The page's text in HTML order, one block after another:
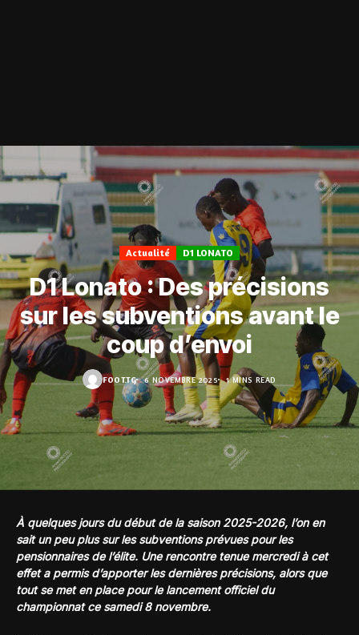
Actualité D1 LONATO
D1 Lonato : Des précisions
sur les subventions avant le
coup d’envoi
FOOT.TG 6 NOVEMBRE 2025 1 MINS READ
À quelques jours du début de la saison 2025-2026, l’on en
sait un peu plus sur les subventions prévues pour les
pensionnaires de l’élite. Une rencontre tenue mercredi à cet
effet a permis d’apporter les dernières précisions, alors que
tout se met en place pour le lancement officiel du
championnat ce samedi 8 novembre.